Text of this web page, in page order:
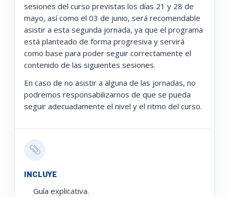
sesiones del curso previstas los días 21 y 28 de
mayo, así como el 03 de junio, será recomendable
asistir a esta segunda jornada, ya que el programa
está planteado de forma progresiva y servirá
como base para poder seguir correctamente el
contenido de las siguientes sesiones.
En caso de no asistir a alguna de las jornadas, no
podremos responsabilizarnos de que se pueda
seguir adecuadamente el nivel y el ritmo del curso.
INCLUYE
Guía explicativa.